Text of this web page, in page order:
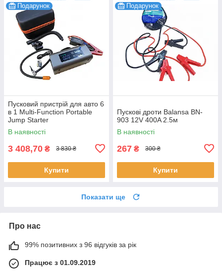
Подарунок
Пусковий пристрій для авто 6
в 1 Multi-Function Portable
Jump Starter
В наявності
3 408,70 ₴ 3 830 ₴
Купити
Подарунок
Пускові дроти Balansa BN-
903 12V 400A 2.5м
В наявності
267 ₴ 300 ₴
Купити
Показати ще
Про нас
99% позитивних з 96 відгуків за рік
Працює з 01.09.2019